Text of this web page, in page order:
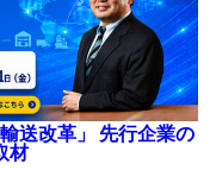
送改革」 先行企業の
材